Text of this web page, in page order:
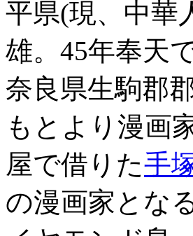
平県(現、中華
雄。45年奉天
奈良県生駒郡
もとより漫画
屋で借りた手
の漫画家とな